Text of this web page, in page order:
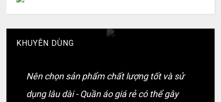
KHUYÊN DÙNG
Nên chọn sản phẩm chất lượng tốt và sử
dụng lâu dài - Quần áo giá rẻ có thể gây